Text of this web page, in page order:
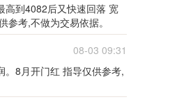
月21日0121外汇
高到4082后又快速回落 宽
参考,不做为交易依据。
08-03 09:31
。8月开门红 指导仅供参考,